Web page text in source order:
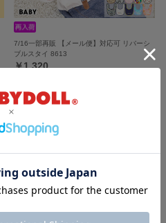
7/16一部再販 【メール便】対応可 リバーシ
ブルスタイ 8613
￥1,320